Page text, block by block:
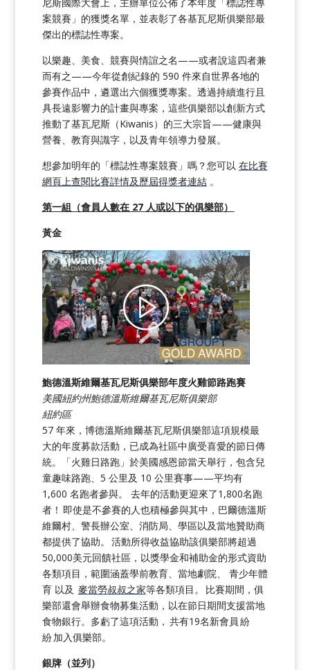
案競賽」的獲獎名單，並表彰了各基瓦尼斯俱樂部最
傑出的標誌性專案。
以樂趣、美食、競賽與情誼之名——或者說這四者兼
而有之——今年從創紀錄的 590 件來自世界各地的
參賽作品中，遴選出六個獲獎專案。透過持續進行且
具長遠影響力的計畫與專案，這些俱樂部以創新方式
推動了基瓦尼斯（Kiwanis）的三大宗旨——健康與
營養、教育與識字，以及青年領導力發展。
想參加明年的「標誌性專案競賽」嗎？您可以 在比賽
網頁上查閱比賽詳情及歷屆得獎者連結。
第一組（會員人數在 27 人或以下的俱樂部）
黃金
鮑德溫斯維爾基瓦尼斯俱樂部年度火雞節路跑賽
美國紐約州鮑德溫斯維爾基瓦尼斯俱樂部
紐約區
57 年來，博德溫斯維爾基瓦尼斯俱樂部這項規模最
大的年度募款活動，已成為社區中廣受喜愛的節日傳
統。「火雞日路跑」於美國感恩節當天舉行，包含兒
童趣味路跑、5 公里及 10 公里賽事——平均有
1,600 名跑者參與。 去年的活動更迎來了1,800名跑
者！ 即使是不參賽的人也積極參與其中，巴爾德溫斯
維爾村、警長辦公室、消防局、學區以及當地贊助商
都提供了協助。 活動所得收益協助該俱樂部將超過
50,000美元回饋社區，以獎學金和補助金的形式資助
各類項目，範圍涵蓋學前教育、當地劇院、 青少年體
育 以及 麥當勞叔叔之家等各類項目。 比賽期間，俱
樂部還會舉辦食物募集活動，以在節日期間支援當地
食物銀行。多虧了這項活動， 共有19名新會員 紛
紛 加入俱樂部。
銀牌（並列）